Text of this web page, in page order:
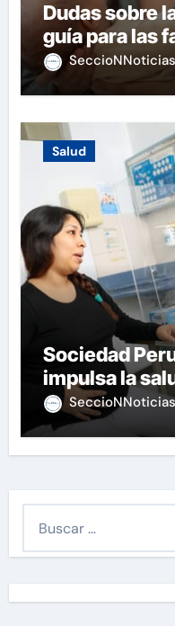
Dudas sobre
guía para las
Salud
Sociedad
impulsa la